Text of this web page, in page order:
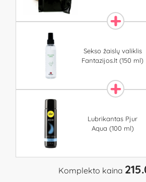
Sekso žaislų valiklis
Fantazijos.lt (150 ml)
Lubrikantas Pjur
Aqua (100 ml)
Komplekto kaina